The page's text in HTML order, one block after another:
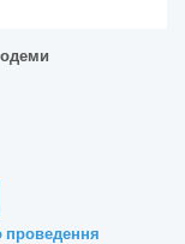
проведення